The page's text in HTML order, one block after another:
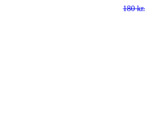
180kr.